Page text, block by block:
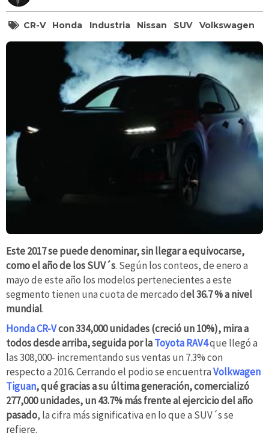
CR-V Honda Industria Nissan SUV Volkswagen
Este 2017 se puede denominar, sin llegar a equivocarse,
como el año de los SUV´s. Según los conteos, de enero a
mayo de este año los modelos pertenecientes a este
segmento tienen una cuota de mercado del 36.7 % a nivel
mundial.
Honda CR-Vcon 334,000 unidades (creció un 10%), mira a
todos desde arriba, seguida por laToyota RAV4que llegó a
las 308,000- incrementando sus ventas un 7.3% con
respecto a 2016. Cerrando el podio se encuentraVolkwagen
Tiguan, qué gracias a su última generación, comercializó
277,000 unidades, un 43.7% más frente al ejercicio del año
pasado, la cifra más significativa en lo que a SUV´s se
refiere.